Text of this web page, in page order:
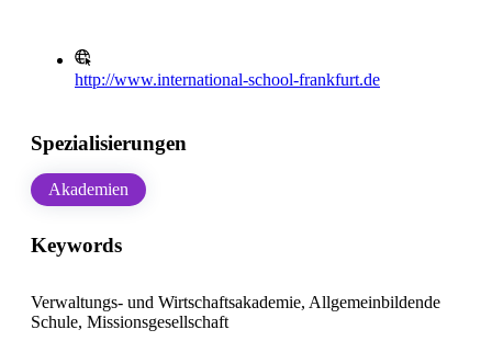
http://www.international-school-frankfurt.de
Spezialisierungen
Akademien
Keywords
Verwaltungs- und Wirtschaftsakademie, Allgemeinbildende
Schule, Missionsgesellschaft